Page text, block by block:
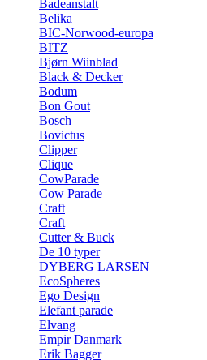
Badeanstalt
Belika
BIC-Norwood-europa
BITZ
Bjørn Wiinblad
Black & Decker
Bodum
Bon Gout
Bosch
Bovictus
Clipper
Clique
CowParade
Cow Parade
Craft
Craft
Cutter & Buck
De 10 typer
DYBERG LARSEN
EcoSpheres
Ego Design
Elefant parade
Elvang
Empir Danmark
Erik Bagger